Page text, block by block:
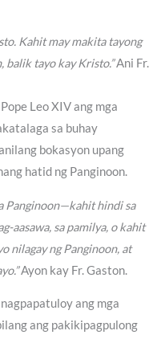
Kahit may makita tayong
balik tayo kay Kristo.”Ani Fr.
Leo XIV ang mga
sa buhay
bokasyon upang
hatid ng Panginoon.
Panginoon—kahit hindi sa
aasawa, sa pamilya, o kahit
nilagay ng Panginoon, at
Ayon kay Fr. Gaston.
ang mga
ang pakikipagpulong